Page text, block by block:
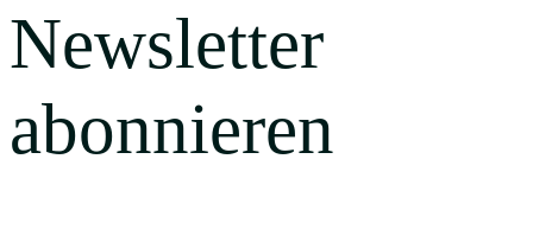
Newsletter
abonnieren